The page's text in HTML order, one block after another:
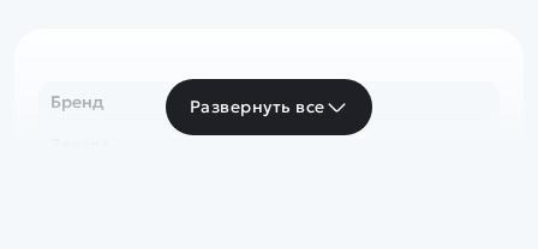
Бренд
Развернуть все